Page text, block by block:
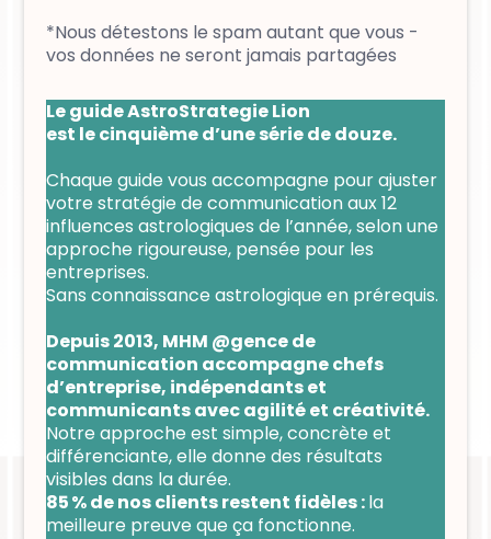
*Nous détestons le spam autant que vous -
vos données ne seront jamais partagées
Le guide AstroStrategie Lion
est le cinquième d’une série de douze.
Chaque guide vous accompagne pour ajuster
votre stratégie de communication aux 12
influences astrologiques de l’année, selon une
approche rigoureuse, pensée pour les
entreprises.
Sans connaissance astrologique en prérequis.
Depuis 2013, MHM @gence de
communication accompagne chefs
d’entreprise, indépendants et
communicants avec agilité et créativité.
Notre approche est simple, concrète et
différenciante, elle donne des résultats
visibles dans la durée.
85 % de nos clients restent fidèles :la
meilleure preuve que ça fonctionne.